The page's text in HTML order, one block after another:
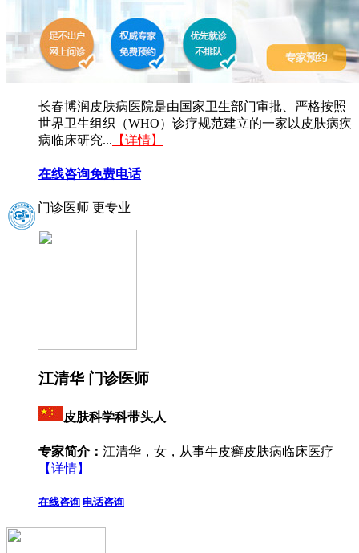
长春博润皮肤病医院是由国家卫生部门审批、严格按照
世界卫生组织（WHO）诊疗规范建立的一家以皮肤病疾
病临床研究... 【详情】
在线咨询免费电话
门诊医师 更专业
江清华 门诊医师
皮肤科学科带头人
专家简介： 江清华，女，从事牛皮癣皮肤病临床医疗
【详情】
在线咨询 电话咨询